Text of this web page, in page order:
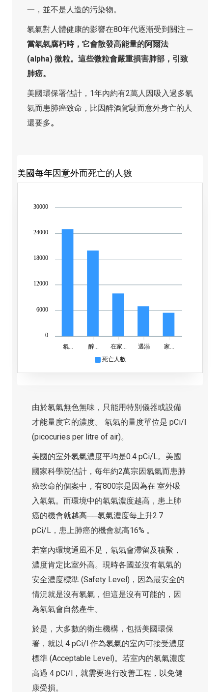
一，並不是人造的污染物。
氡氣對人體健康的影響在80年代逐漸受到關注 ─
當氡氣腐朽時，它會散發高能量的阿爾法
(alpha) 微粒。這些微粒會嚴重損害肺部，引致
肺癌。
美國環保署估計，1年內約有2萬人因吸入過多氡
氣而患肺癌致命，比因醉酒駕駛而意外身亡的人
還要多。
美國每年因意外而死亡的人數
死亡人數
氡... 醉... 在家... 遇溺 家...
30000
24000
18000
12000
6000
0
由於氡氣無色無味，只能用特別儀器或設備
才能量度它的濃度。 氡氣的量度單位是 pCi/l
(picocuries per litre of air)。
美國的室外氡氣濃度平均是0.4 pCi/L。美國
國家科學院估計，每年約2萬宗因氡氣而患肺
癌致命的個案中，有800宗是因為在 室外吸
入氡氣。而環境中的氡氣濃度越高，患上肺
癌的機會就越高──氡氣濃度每上升2.7
pCi/L，患上肺癌的機會就高16% 。
若室內環境通風不足，氡氣會滯留及積聚，
濃度肯定比室外高。現時各國並沒有氡氣的
安全濃度標準 (Safety Level)，因為最安全的
情況就是沒有氡氣，但這是沒有可能的，因
為氡氣會自然產生。
於是，大多數的衛生機構，包括美國環保
署，就以 4 pCi/l 作為氡氣的室內可接受濃度
標準 (Acceptable Level)。若室內的氡氣濃度
高過 4 pCi/l，就需要進行改善工程，以免健
康受損。